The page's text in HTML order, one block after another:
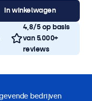
In winkelwagen
4,8/5 op basis
van 5.000+
reviews
bedrijven